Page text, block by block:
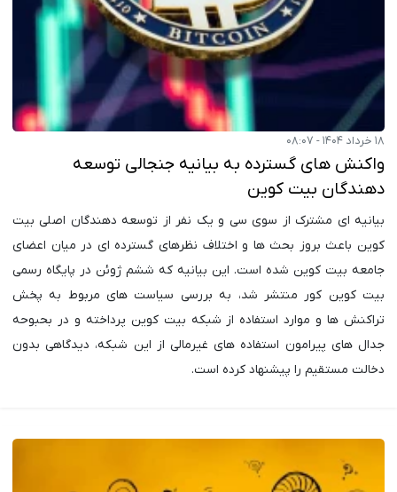
۱۸ خرداد ۱۴۰۴ - ۰۸:۰۷
واکنش های گسترده به بیانیه جنجالی توسعه
دهندگان بیت کوین
بیانیه ای مشترک از سوی سی و یک نفر از توسعه دهندگان اصلی بیت
کوین باعث بروز بحث ها و اختلاف نظرهای گسترده ای در میان اعضای
جامعه بیت کوین شده است. این بیانیه که ششم ژوئن در پایگاه رسمی
بیت کوین کور منتشر شد، به بررسی سیاست های مربوط به پخش
تراکنش ها و موارد استفاده از شبکه بیت کوین پرداخته و در بحبوحه
جدال های پیرامون استفاده های غیرمالی از این شبکه، دیدگاهی بدون
دخالت مستقیم را پیشنهاد کرده است.